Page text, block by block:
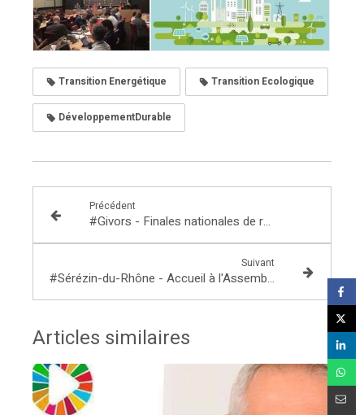
Transition Energétique Transition Ecologique
DéveloppementDurable
Précédent
#Givors - Finales nationales de rugby 7 - U16
Suivant
#Sérézin-du-Rhône - Accueil à l'Assemblée Nationale du Conseil Municipal des Enfants
Articles similaires